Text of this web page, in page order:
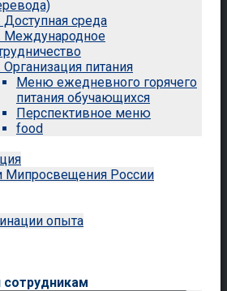
Доступная среда
Международное
Организация питания
Меню ежедневного горячего
питания обучающихся
Перспективное меню
food
Мипросвещения России
опыта